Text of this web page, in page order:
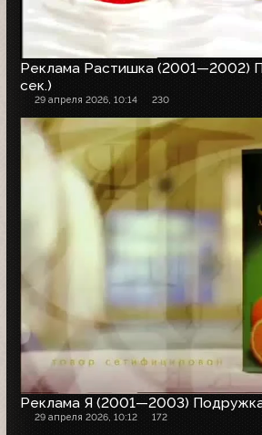
Реклама Растишка (2001—2002)
сек.)
29 апреля 2026, 10:14 230
Реклама Я (2001—2003)
29 апреля 2026, 10:12 172